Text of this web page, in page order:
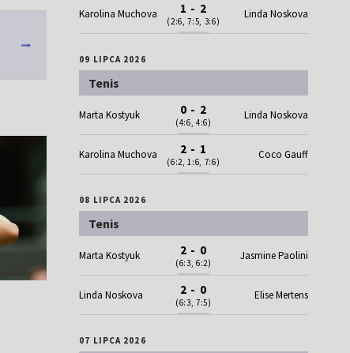
Karolina Muchova 1 - 2
(2:6, 7:5, 3:6)
Linda Noskova
09 LIPCA 2026
Tenis
Marta Kostyuk 0 - 2
(4:6, 4:6)
Linda Noskova
Karolina Muchova 2 - 1
(6:2, 1:6, 7:6)
Coco Gauff
08 LIPCA 2026
Tenis
Marta Kostyuk 2 - 0
(6:3, 6:2)
Jasmine Paolini
Linda Noskova 2 - 0
(6:3, 7:5)
Elise Mertens
07 LIPCA 2026